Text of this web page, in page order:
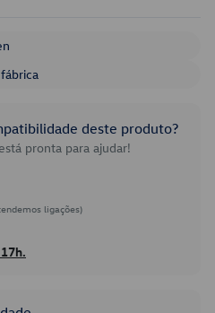
deste produto?
pronta para ajudar!
ligações)